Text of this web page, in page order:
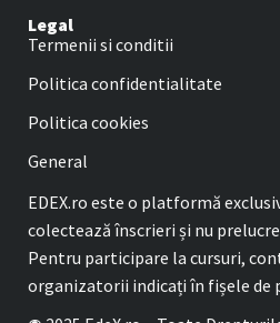
Legal
Termenii si conditii
Politica confidentialitate
Politica cookies
General
EDEX.ro este o platformă
colectează înscrieri și nu
Pentru participare la cursuri,
organizatorii indicați în fișele de